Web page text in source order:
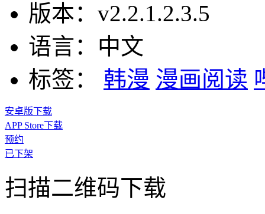
版本： v2.2.1.2.3.5
语言： 中文
标签：
韩漫 漫画阅读
安卓版下载
APP Store下载
预约
已下架
扫描二维码下载